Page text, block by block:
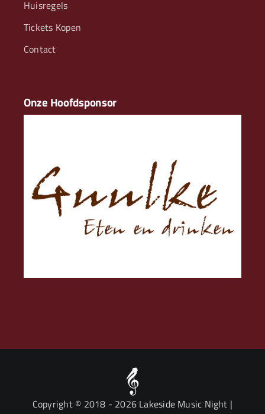
Huisregels
Tickets Kopen
Contact
Onze Hoofdsponsor
Copyright © 2018 - 2026 Lakeside Music Night |